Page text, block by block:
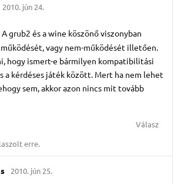
2010. jún 24.
A grub2 és a wine köszönő viszonyban
vagy nem-működését illetően.
hogy ismert-e bármilyen kompatibilitási
a kérdéses játék között. Mert ha nem lehet
sem, akkor azon nincs mit tovább
Válasz
erre.
2010. jún 25.